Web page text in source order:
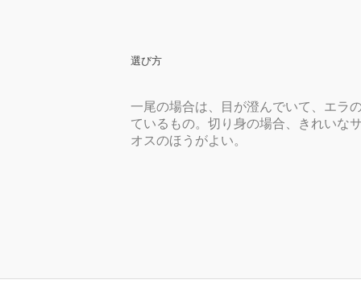
選び方
一尾の場合は、目が澄んでいて、エラ
ているもの。切り身の場合、きれいな
オスのほうがよい。